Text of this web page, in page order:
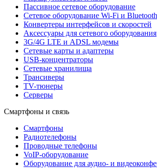
Пассивное сетевое оборудование
Сетевое оборудование Wi-Fi и Bluetooth
Конвертеры интерфейсов и скоростей
Аксессуары для сетевого оборудования
3G/4G LTE и ADSL модемы
Сетевые карты и адаптеры
USB-концентраторы
Сетевые хранилища
Трансиверы
TV-тюнеры
Серверы
Смартфоны и связь
Смартфоны
Радиотелефоны
Проводные телефоны
VoIP-оборудование
Оборудование для аудио- и